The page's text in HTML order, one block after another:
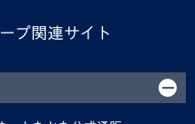
プ関連サイト